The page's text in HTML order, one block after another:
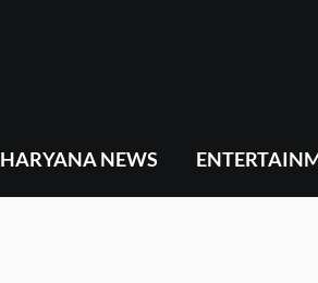
HARYANA NEWS